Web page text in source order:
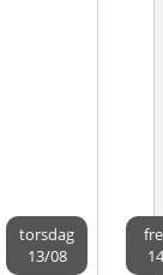
torsdag
13/08